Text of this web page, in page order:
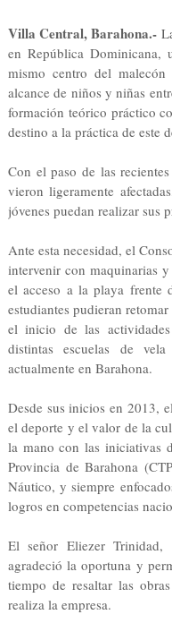
Villa Central, Barahona.-
en República Dominicana,
mismo centro del
alcance de niños y niñas
formación teórico práctico
destino a la práctica de este
Con el paso de las
vieron ligeramente
jóvenes puedan realizar sus
Ante esta necesidad, el
intervenir con maquinarias
el acceso a la playa frente
estudiantes pudieran
el inicio de las
distintas escuelas de
actualmente en Barahona.
Desde sus inicios en 2013,
el deporte y el valor de la
la mano con las iniciativas
Provincia de Barahona
Náutico, y siempre
logros en competencias
El señor Eliezer
agradeció la oportuna y
tiempo de resaltar las
realiza la empresa.